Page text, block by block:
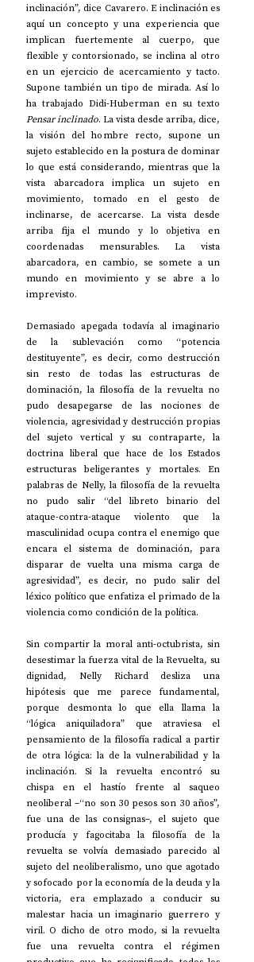
inclinación”, dice Cavarero. E inclinación es
aquí un concepto y una experiencia que
implican fuertemente al cuerpo, que
flexible y contorsionado, se inclina al otro
en un ejercicio de acercamiento y tacto.
Supone también un tipo de mirada. Así lo
Pensar inclinado. La vista desde arriba, dice,
la visión del hombre recto, supone un
sujeto establecido en la postura de dominar
lo que está considerando, mientras que la
vista abarcadora implica un sujeto en
movimiento, tomado en el gesto de
inclinarse, de acercarse. La vista desde
arriba fija el mundo y lo objetiva en
coordenadas mensurables. La vista
abarcadora, en cambio, se somete a un
mundo en movimiento y se abre a lo
imprevisto.
Demasiado apegada todavía al imaginario
de la sublevación como “potencia
destituyente”, es decir, como destrucción
sin resto de todas las estructuras de
dominación, la filosofía de la revuelta no
pudo desapegarse de las nociones de
violencia, agresividad y destrucción propias
del sujeto vertical y su contraparte, la
doctrina liberal que hace de los Estados
estructuras beligerantes y mortales. En
palabras de Nelly, la filosofía de la revuelta
no pudo salir “del libreto binario del
ataque-contra-ataque violento que la
masculinidad ocupa contra el enemigo que
encara el sistema de dominación, para
disparar de vuelta una misma carga de
agresividad”, es decir, no pudo salir del
léxico político que enfatiza el primado de la
violencia como condición de la política.
Sin compartir la moral anti-octubrista, sin
desestimar la fuerza vital de la Revuelta, su
dignidad, Nelly Richard desliza una
hipótesis que me parece fundamental,
porque desmonta lo que ella llama la
“lógica aniquiladora” que atraviesa el
pensamiento de la filosofía radical a partir
de otra lógica: la de la vulnerabilidad y la
inclinación. Si la revuelta encontró su
chispa en el hastío frente al saqueo
neoliberal –“no son 30 pesos son 30 años”,
fue una de las consignas–, el sujeto que
producía y fagocitaba la filosofía de la
revuelta se volvía demasiado parecido al
sujeto del neoliberalismo, uno que agotado
y sofocado por la economía de la deuda y la
victoria, era emplazado a conducir su
malestar hacia un imaginario guerrero y
viril. O dicho de otro modo, si la revuelta
fue una revuelta contra el régimen